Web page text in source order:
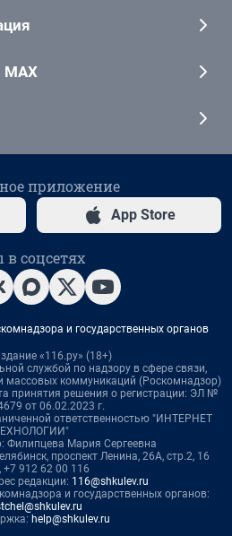
MAX
приложение
App Store
соцсетях
и государственных органов
«116.ру» (18+)
службой по надзору в сфере связи,
массовых коммуникаций (Роскомнадзор)
принятия решения о регистрации: ЭЛ №
от 06.02.2023 г.
ответственностью "ИНТЕРНЕТ
Филипцева Мария Сергеевна
проспект Ленина, 26А, стр.2, 16
+7 912 62 00 116
редакции: 116@shkulev.ru
и государственных органов:
help@shkulev.ru